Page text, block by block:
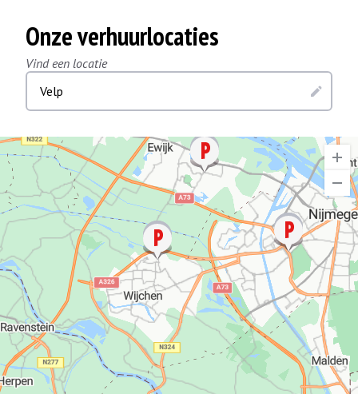
Onze verhuurlocaties
Vind een locatie
Velp